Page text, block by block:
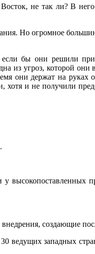
не так ли? В
Но огромное
бы они решили
из угроз, которой они
они держат на руках
и не получили
высокопоставленных
создающие
ведущих западных